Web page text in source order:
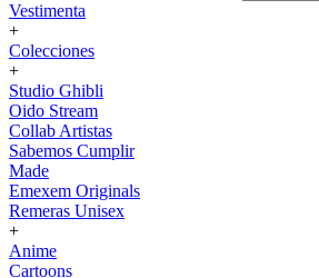
Vestimenta
+
Colecciones
+
Studio Ghibli
Oido Stream
Collab Artistas
Sabemos Cumplir
Made
Emexem Originals
Remeras Unisex
+
Anime
Cartoons